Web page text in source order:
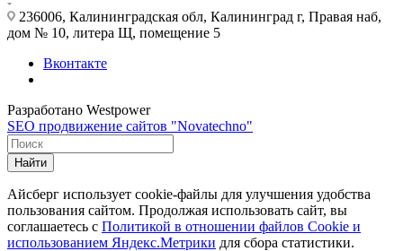
236006, Калининградская обл, Калининград г, Правая наб,
дом № 10, литера Щ, помещение 5
Вконтакте
Разработано Westpower
SEO продвижение сайтов "Novatechno"
Найти
Айсберг использует cookie-файлы для улучшения удобства
пользования сайтом. Продолжая использовать сайт, вы
соглашаетесь с Политикой в отношении файлов Сookie и
использованием Яндекс.Метрики для сбора статистики.